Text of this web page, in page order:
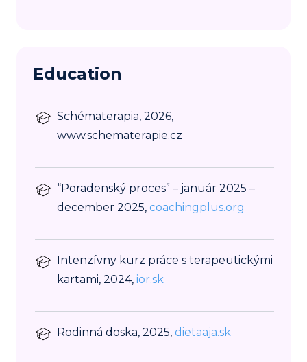
Education
Schématerapia, 2026,
www.schematerapie.cz
“Poradenský proces” – január 2025 –
december 2025, coachingplus.org
Intenzívny kurz práce s terapeutickými
kartami, 2024, ior.sk
Rodinná doska, 2025, dietaaja.sk